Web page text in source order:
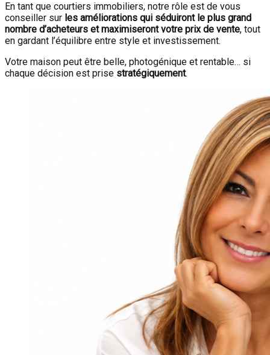
En tant que courtiers immobiliers, notre rôle est de vous
conseiller sur les améliorations qui séduiront le plus grand
nombre d’acheteurs et maximiseront votre prix de vente, tout
en gardant l’équilibre entre style et investissement.
Votre maison peut être belle, photogénique et rentable… si
chaque décision est prise stratégiquement.